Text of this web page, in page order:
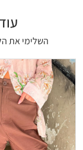
השלימי את